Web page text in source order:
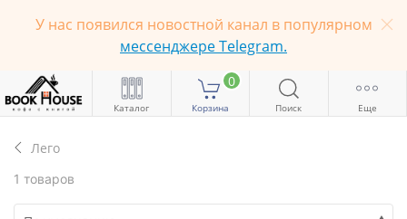
У нас появился новостной канал в популярном
мессенджере Telegram.
Каталог
0
Корзина Поиск Еще
Лего
1 товаров